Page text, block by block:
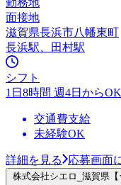
面接地
滋賀県長浜市八幡東町
長浜駅、田村駅
シフト
1日8時間 週4日からOK
交通費支給
未経験OK
詳細を見る 応募画面
株式会社シエロ_滋賀県